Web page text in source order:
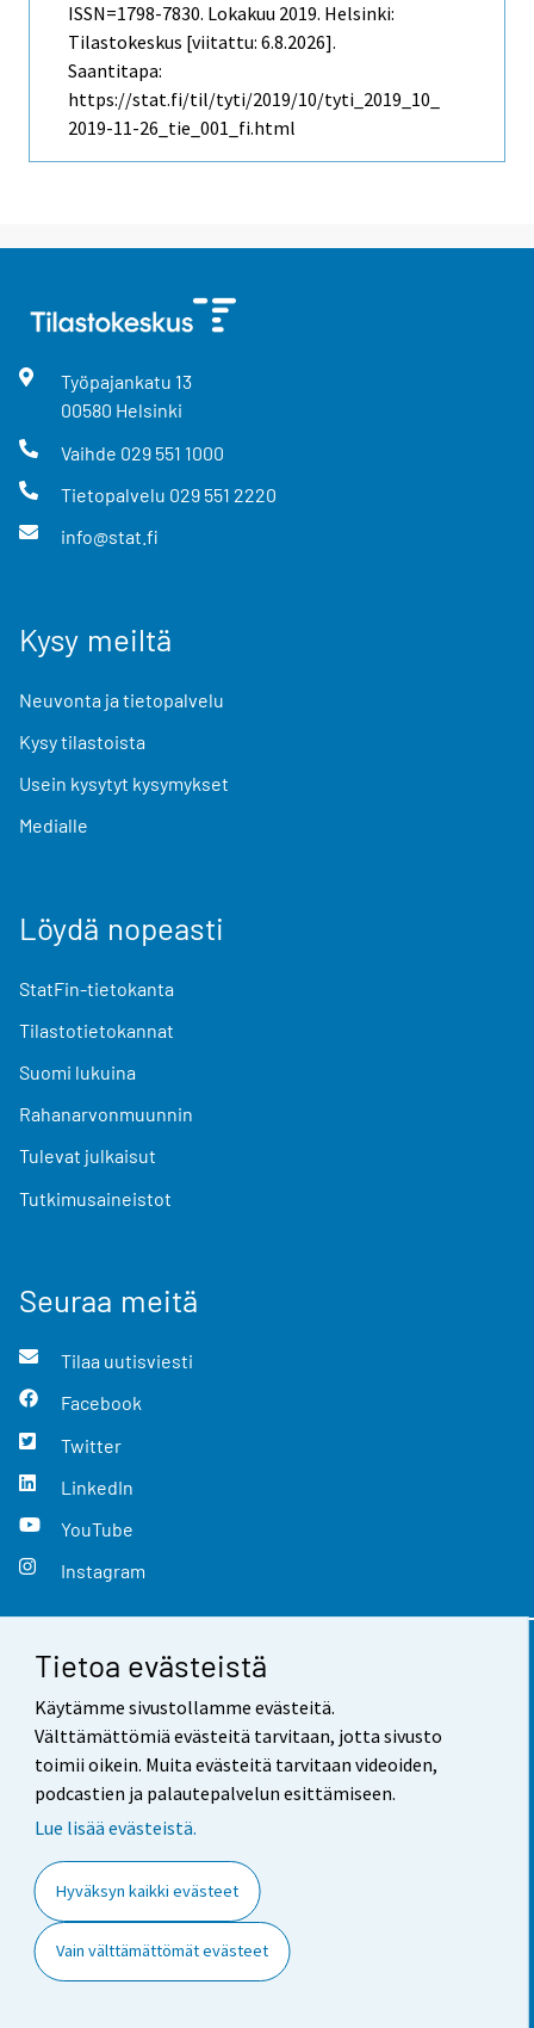
Tietoa evästeistä
Käytämme sivustollamme evästeitä.
Välttämättömiä evästeitä tarvitaan, jotta sivusto
toimii oikein. Muita evästeitä tarvitaan videoiden,
podcastien ja palautepalvelun esittämiseen.
Lue lisää evästeistä.
Hyväksyn kaikki evästeet
Vain välttämättömät evästeet
ISSN=1798-7830. Lokakuu 2019. Helsinki:
Tilastokeskus [viitattu: 6.8.2026].
Saantitapa:
https://stat.fi/til/tyti/2019/10/tyti_2019_10_
2019-11-26_tie_001_fi.html
Työpajankatu 13
00580 Helsinki
Vaihde 029 551 1000
Tietopalvelu 029 551 2220
info@stat.fi
Kysy meiltä
Neuvonta ja tietopalvelu
Kysy tilastoista
Usein kysytyt kysymykset
Medialle
Löydä nopeasti
StatFin-tietokanta
Tilastotietokannat
Suomi lukuina
Rahanarvonmuunnin
Tulevat julkaisut
Tutkimusaineistot
Seuraa meitä
Tilaa uutisviesti
Facebook
Twitter
LinkedIn
YouTube
Instagram
Yhteystiedot
Palaute
Käyttöehdot
Saavutettavuus
Tietoa sivustosta
Evästeasetukset